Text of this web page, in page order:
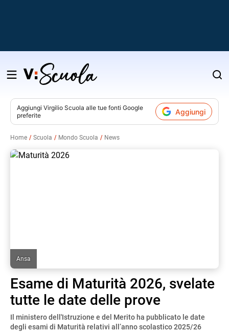
Salta
contenuto
Aggiungi Virgilio Scuola alle tue fonti Google
preferite
Aggiungi
Home Scuola Mondo Scuola News
Ansa
Esame di Maturità 2026, svelate
tutte le date delle prove
Il ministero dell'Istruzione e del Merito ha pubblicato le date
degli esami di Maturità relativi all’anno scolastico 2025/26